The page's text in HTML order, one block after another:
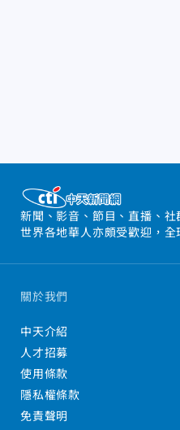
新聞、影音、節目、直播、
世界各地華人亦頗受歡迎，全
關於我們
中天介紹
人才招募
使用條款
隱私權條款
免責聲明